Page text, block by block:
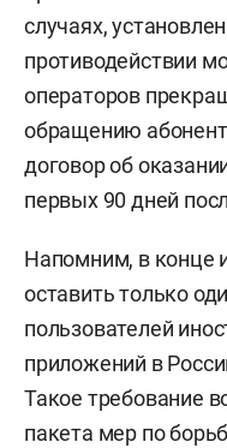
случаях,
противодействии
операторов
обращению
договор об
первых 90 дней
Напомним, в
оставить только
пользователей
приложений в
Такое требование
пакета мер по